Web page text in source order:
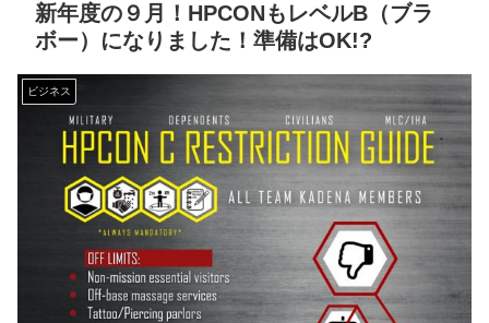
新年度の９月！HPCONもレベルB（ブラ
ボー）になりました！準備はOK!?
ビジネス